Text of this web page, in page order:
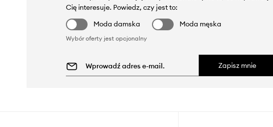
Cię interesuje. Powiedz, czy jest to:
Moda damska
Moda męska
Wybór oferty jest opcjonalny
Zapisz mnie